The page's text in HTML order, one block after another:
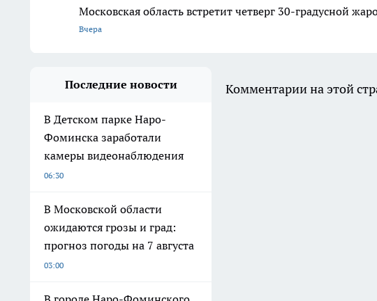
Московская область встретит четверг 30-градусной
Вчера
Последние новости
В Детском парке Наро-
Фоминска заработали
камеры видеонаблюдения
06:30
В Московской области
ожидаются грозы и град:
прогноз погоды на 7 августа
03:00
Комментарии на этой